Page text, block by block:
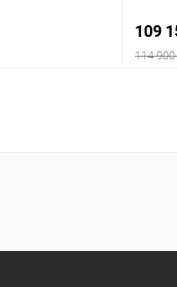
Сравнение
109
114 900